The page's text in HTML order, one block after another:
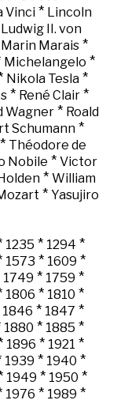
Vinci* Lincoln
Ludwig II. von
Marin Marais*
Michelangelo *
Nikola Tesla *
* René Clair*
Wagner* Roald
Schumann*
* Théodore de
Nobile * Victor
* William
* Yasujiro
1235 * 1294 *
1573 * 1609 *
1749 * 1759 *
1806 * 1810 *
1846 * 1847 *
1880 * 1885 *
1896 * 1921 *
1939 * 1940 *
1949 * 1950 *
1976 * 1989 *